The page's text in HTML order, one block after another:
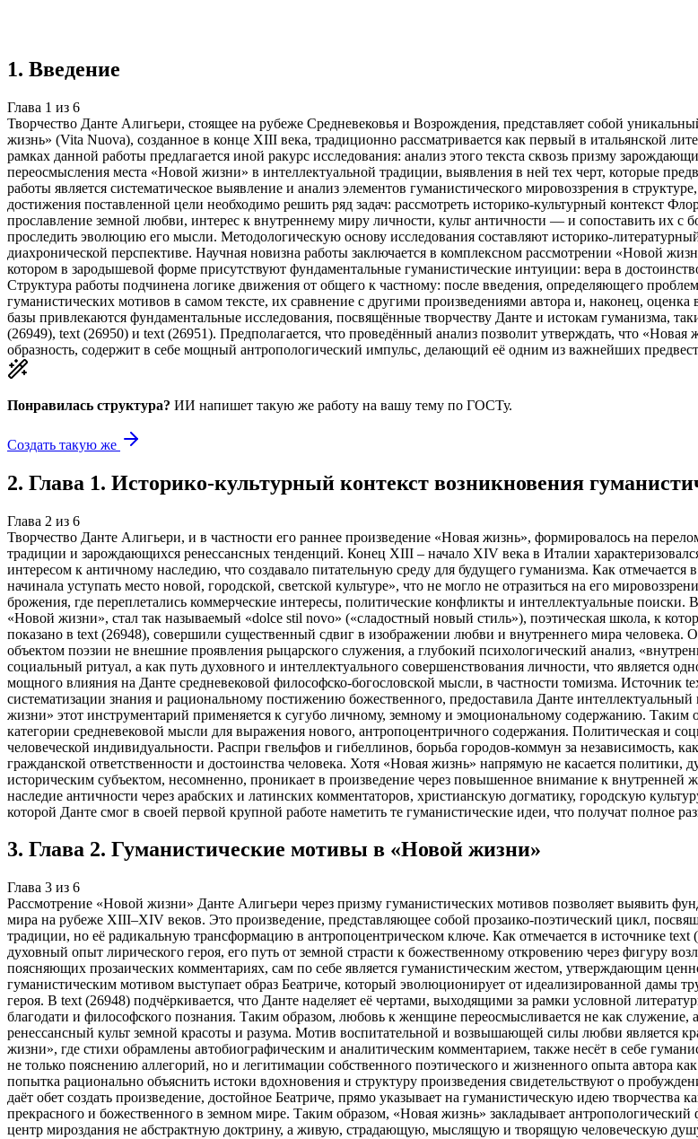
1. Введение
Глава 1 из 6
Творчество Данте Алигьери, стоящее на рубеже Средневековья и Возрождения, представляет собой
жизнь» (Vita Nuova), созданное в конце XIII века, традиционно рассматривается как первый в итальянской
рамках данной работы предлагается иной ракурс исследования: анализ этого текста сквозь призму
переосмысления места «Новой жизни» в интеллектуальной традиции, выявления в ней тех черт, которые
работы является систематическое выявление и анализ элементов гуманистического мировоззрения в
достижения поставленной цели необходимо решить ряд задач: рассмотреть историко-культурный контекст
прославление земной любви, интерес к внутреннему миру личности, культ античности — и сопоставить их с
проследить эволюцию его мысли. Методологическую основу исследования составляют историко-
диахронической перспективе. Научная новизна работы заключается в комплексном рассмотрении «Новой
котором в зародышевой форме присутствуют фундаментальные гуманистические интуиции: вера в
Структура работы подчинена логике движения от общего к частному: после введения, определяющего
гуманистических мотивов в самом тексте, их сравнение с другими произведениями автора и, наконец,
базы привлекаются фундаментальные исследования, посвящённые творчеству Данте и истокам гуманизма,
(26949), text (26950) и text (26951). Предполагается, что проведённый анализ позволит утверждать, что
образность, содержит в себе мощный антропологический импульс, делающий её одним из важнейших
Понравилась структура? ИИ напишет такую же работу на вашу тему по ГОСТу.
Создать такую же
2. Глава 1. Историко‑культурный контекст возникновения
Глава 2 из 6
Творчество Данте Алигьери, и в частности его раннее произведение «Новая жизнь», формировалось на
традиции и зарождающихся ренессансных тенденций. Конец XIII – начало XIV века в Италии
интересом к античному наследию, что создавало питательную среду для будущего гуманизма. Как отмечается
начинала уступать место новой, городской, светской культуре», что не могло не отразиться на его
брожения, где переплетались коммерческие интересы, политические конфликты и интеллектуальные
«Новой жизни», стал так называемый «dolce stil novo» («сладостный новый стиль»), поэтическая школа, к
показано в text (26948), совершили существенный сдвиг в изображении любви и внутреннего мира человека.
объектом поэзии не внешние проявления рыцарского служения, а глубокий психологический анализ,
социальный ритуал, а как путь духовного и интеллектуального совершенствования личности, что является
мощного влияния на Данте средневековой философско-богословской мысли, в частности томизма. Источник
систематизации знания и рациональному постижению божественного, предоставила Данте
жизни» этот инструментарий применяется к сугубо личному, земному и эмоциональному содержанию. Таким
категории средневековой мысли для выражения нового, антропоцентричного содержания. Политическая и
человеческой индивидуальности. Распри гвельфов и гибеллинов, борьба городов-коммун за независимость,
гражданской ответственности и достоинства человека. Хотя «Новая жизнь» напрямую не касается политики,
историческим субъектом, несомненно, проникает в произведение через повышенное внимание к внутренней
наследие античности через арабских и латинских комментаторов, христианскую догматику, городскую
которой Данте смог в своей первой крупной работе наметить те гуманистические идеи, что получат полное
3. Глава 2. Гуманистические мотивы в «Новой жизни»
Глава 3 из 6
Рассмотрение «Новой жизни» Данте Алигьери через призму гуманистических мотивов позволяет выявить
мира на рубеже XIII–XIV веков. Это произведение, представляющее собой прозаико-поэтический цикл,
традиции, но её радикальную трансформацию в антропоцентрическом ключе. Как отмечается в источнике
духовный опыт лирического героя, его путь от земной страсти к божественному откровению через фигуру
поясняющих прозаических комментариях, сам по себе является гуманистическим жестом, утверждающим
гуманистическим мотивом выступает образ Беатриче, который эволюционирует от идеализированной дамы
героя. В text (26948) подчёркивается, что Данте наделяет её чертами, выходящими за рамки условной
благодати и философского познания. Таким образом, любовь к женщине переосмысливается не как служение,
ренессансный культ земной красоты и разума. Мотив воспитательной и возвышающей силы любви является
жизни», где стихи обрамлены автобиографическим и аналитическим комментарием, также несёт в себе
не только пояснению аллегорий, но и легитимации собственного поэтического и жизненного опыта автора
попытка рационально объяснить истоки вдохновения и структуру произведения свидетельствуют о
даёт обет создать произведение, достойное Беатриче, прямо указывает на гуманистическую идею творчества
прекрасного и божественного в земном мире. Таким образом, «Новая жизнь» закладывает
центр мироздания не абстрактную доктрину, а живую, страдающую, мыслящую и творящую человеческую